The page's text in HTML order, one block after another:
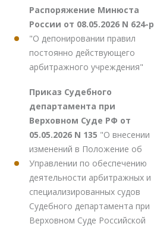
Распоряжение Минюста
России от 08.05.2026 N 624-р
"О депонировании правил
постоянно действующего
арбитражного учреждения"
Приказ Судебного
департамента при
Верховном Суде РФ от
05.05.2026 N 135 "О внесении
изменений в Положение об
Управлении по обеспечению
деятельности арбитражных и
специализированных судов
Судебного департамента при
Верховном Суде Российской